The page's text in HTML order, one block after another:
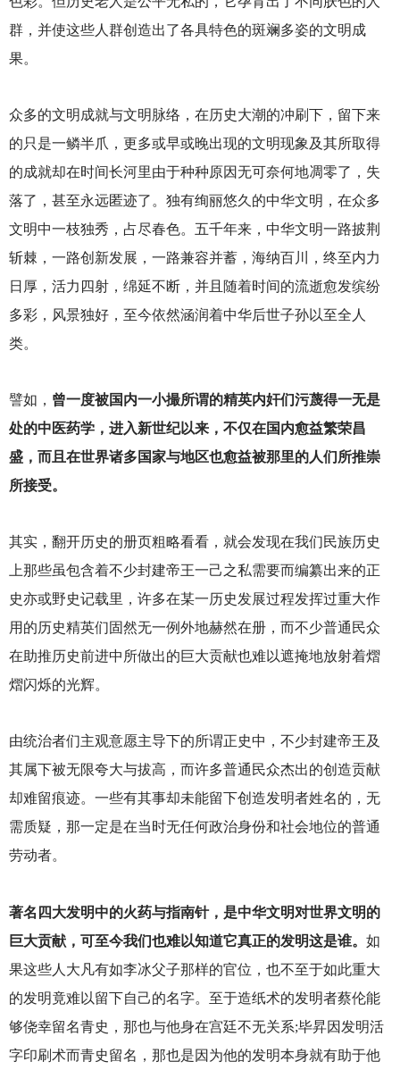
群，并使这些人群创造出了各具特色的斑斓多姿的文明成
果。
众多的文明成就与文明脉络，在历史大潮的冲刷下，留下来
的只是一鳞半爪，更多或早或晚出现的文明现象及其所取得
的成就却在时间长河里由于种种原因无可奈何地凋零了，失
落了，甚至永远匿迹了。独有绚丽悠久的中华文明，在众多
文明中一枝独秀，占尽春色。五千年来，中华文明一路披荆
斩棘，一路创新发展，一路兼容并蓄，海纳百川，终至内力
日厚，活力四射，绵延不断，并且随着时间的流逝愈发缤纷
多彩，风景独好，至今依然涵润着中华后世子孙以至全人
类。
譬如， 曾一度被国内一小撮所谓的精英内奸们污蔑得一无是
处的中医药学，进入新世纪以来，不仅在国内愈益繁荣昌
盛，而且在世界诸多国家与地区也愈益被那里的人们所推崇
所接受。
其实，翻开历史的册页粗略看看，就会发现在我们民族历史
上那些虽包含着不少封建帝王一己之私需要而编纂出来的正
史亦或野史记载里，许多在某一历史发展过程发挥过重大作
用的历史精英们固然无一例外地赫然在册，而不少普通民众
在助推历史前进中所做出的巨大贡献也难以遮掩地放射着熠
熠闪烁的光辉。
由统治者们主观意愿主导下的所谓正史中，不少封建帝王及
其属下被无限夸大与拔高，而许多普通民众杰出的创造贡献
却难留痕迹。一些有其事却未能留下创造发明者姓名的，无
需质疑，那一定是在当时无任何政治身份和社会地位的普通
劳动者。
著名四大发明中的火药与指南针，是中华文明对世界文明的
巨大贡献，可至今我们也难以知道它真正的发明这是谁。 如
果这些人大凡有如李冰父子那样的官位，也不至于如此重大
的发明竟难以留下自己的名字。至于造纸术的发明者蔡伦能
够侥幸留名青史，那也与他身在宫廷不无关系;毕昇因发明活
字印刷术而青史留名，那也是因为他的发明本身就有助于他